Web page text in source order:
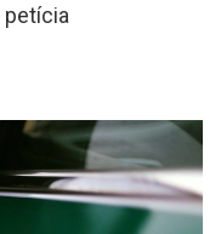
petícia